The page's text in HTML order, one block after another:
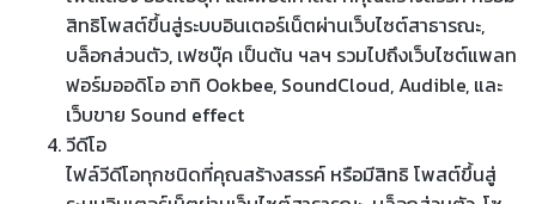
สิทธิโพสต์ขึ้นสู่ระบบอินเตอร์เน็ตผ่านเว็บไซต์สาธารณะ,
บล็อกส่วนตัว, เฟซบุ๊ค เป็นต้น ฯลฯ รวมไปถึงเว็บไซต์แพลท
ฟอร์มออดิโอ อาทิ Ookbee, SoundCloud, Audible, และ
เว็บขาย Sound effect
วีดีโอ
ไฟล์วีดีโอทุกชนิดที่คุณสร้างสรรค์ หรือมีสิทธิ โพสต์ขึ้นสู่